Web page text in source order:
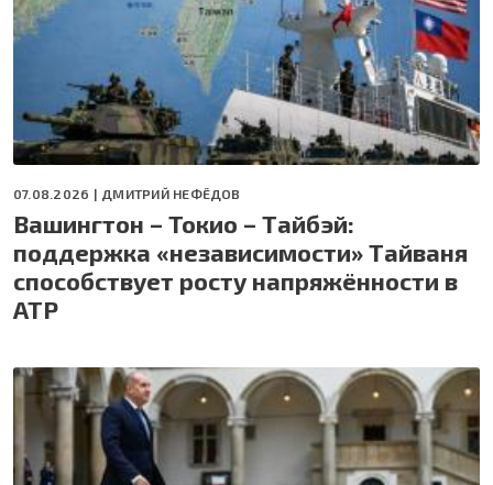
07.08.2026 | ДМИТРИЙ НЕФЁДОВ
Вашингтон – Токио – Тайбэй:
поддержка «независимости» Тайваня
способствует росту напряжённости в
АТР